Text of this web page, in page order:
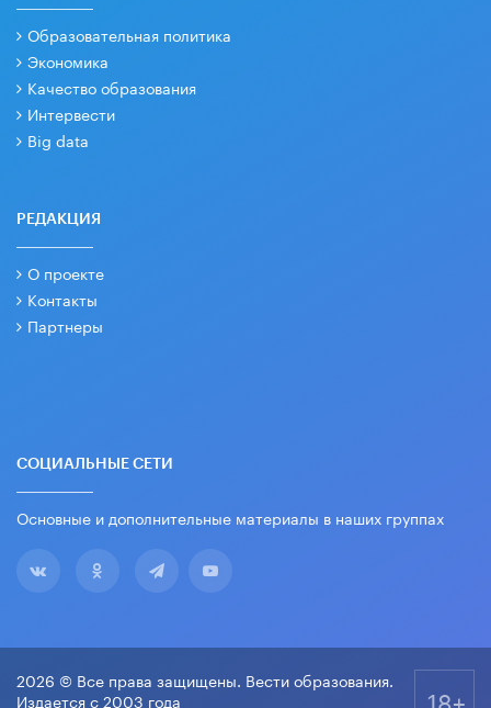
Образовательная политика
Экономика
Качество образования
Интервести
Big data
РЕДАКЦИЯ
О проекте
Контакты
Партнеры
СОЦИАЛЬНЫЕ СЕТИ
Основные и дополнительные материалы в наших группах
2026 © Все права защищены. Вести образования.
Издается с 2003 года
18+